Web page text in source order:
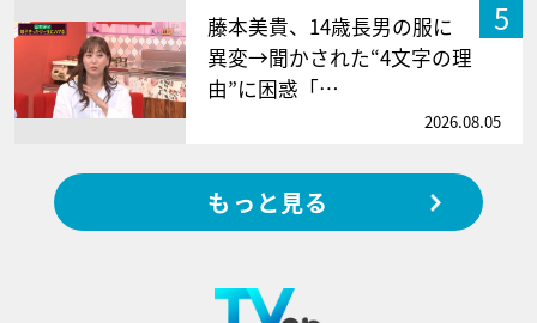
5
藤本美貴、14歳長男の服に
異変→聞かされた“4文字の理
由”に困惑「…
2026.08.05
もっと見る